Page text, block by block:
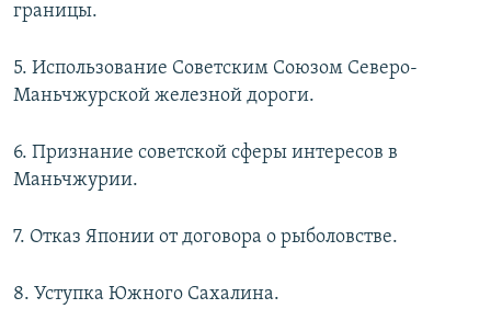
границы.
5. Использование Советским Союзом Северо-
Маньчжурской железной дороги.
6. Признание советской сферы интересов в
Маньчжурии.
7. Отказ Японии от договора о рыболовстве.
8. Уступка Южного Сахалина.